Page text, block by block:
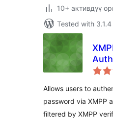
10+ активдүү
Tested with 3.1.4
Allows users to
password via XMPP
filtered by XMPP